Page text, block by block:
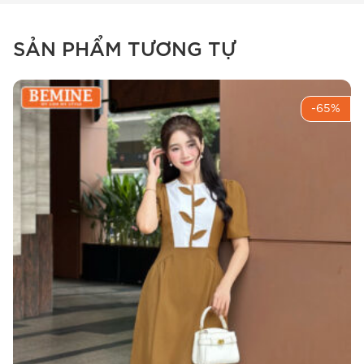
Đầm thiết kế BEMINE B704 với đường may sắc sảo và
tỉ mỉ.
Chi tiết sản phẩm B532
Để Chị có cái nhìn khách quan và chi tiết hơn về
siêu phẩm này, BEMINE xin phép được đi sâu
vào cấu tạo và thông số kỹ thuật của sản phẩm.
SẢN PHẨM TƯƠNG TỰ
-65%